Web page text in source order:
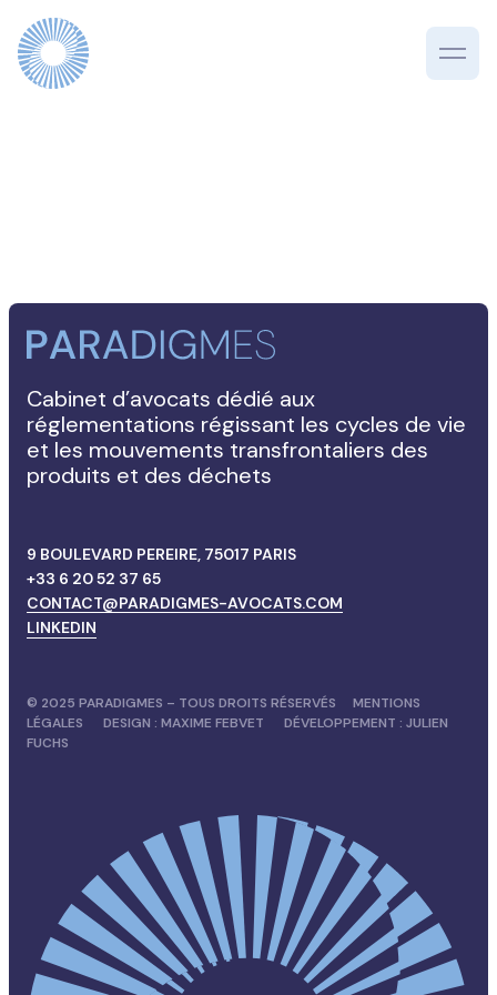
ENGLISH
Cabinet d’avocats dédié aux
réglementations régissant les cycles de vie
et les mouvements transfrontaliers des
produits et des déchets
9 BOULEVARD PEREIRE, 75017 PARIS
+33 6 20 52 37 65
CONTACT@PARADIGMES-AVOCATS.COM
LINKEDIN
© 2025 PARADIGMES – TOUS DROITS RÉSERVÉSMENTIONS
LÉGALES DESIGN :MAXIME FEBVET DÉVELOPPEMENT :JULIEN
FUCHS